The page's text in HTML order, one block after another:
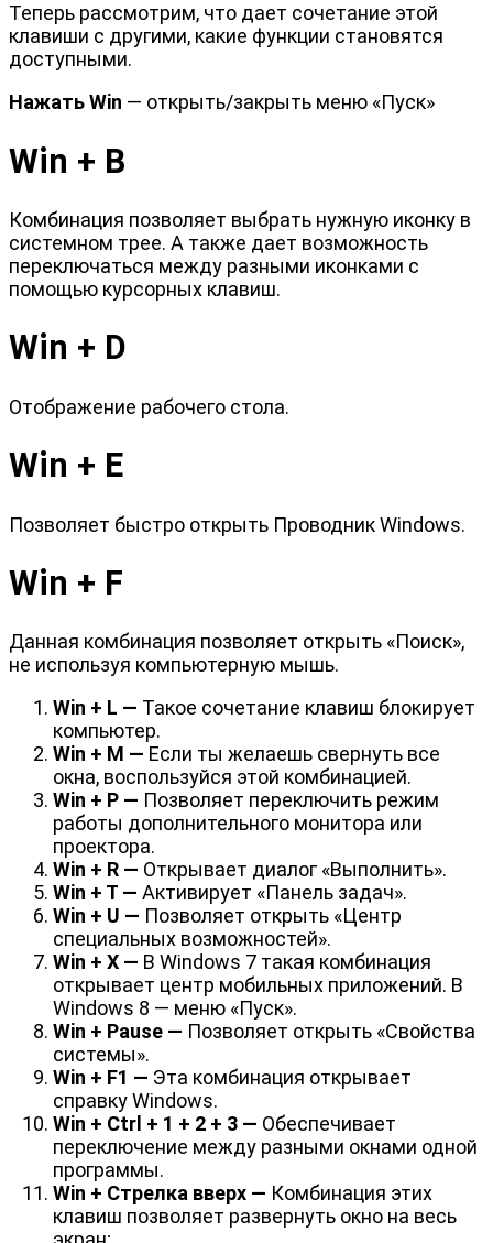
Теперь рассмотрим, что дает сочетание этой
клавиши с другими, какие функции становятся
доступными.
Нажать Win — открыть/закрыть меню «Пуск»
Win + B
Комбинация позволяет выбрать нужную иконку в
системном трее. А также дает возможность
переключаться между разными иконками с
помощью курсорных клавиш.
Win + D
Отображение рабочего стола.
Win + E
Позволяет быстро открыть Проводник Windows.
Win + F
Данная комбинация позволяет открыть «Поиск»,
не используя компьютерную мышь.
Win + L — Такое сочетание клавиш блокирует
компьютер.
Win + M — Если ты желаешь свернуть все
окна, воспользуйся этой комбинацией.
Win + P — Позволяет переключить режим
работы дополнительного монитора или
проектора.
Win + R — Открывает диалог «Выполнить».
Win + T — Активирует «Панель задач».
Win + U — Позволяет открыть «Центр
специальных возможностей».
Win + X — В Windows 7 такая комбинация
открывает центр мобильных приложений. В
Windows 8 — меню «Пуск».
Win + Pause — Позволяет открыть «Свойства
системы».
Win + F1 — Эта комбинация открывает
справку Windows.
Win + Ctrl + 1 + 2 + 3 — Обеспечивает
переключение между разными окнами одной
программы.
Win + Стрелка вверх — Комбинация этих
клавиш позволяет развернуть окно на весь